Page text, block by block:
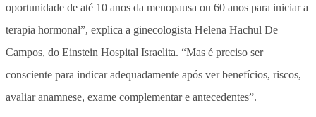
oportunidade de até 10 anos da menopausa ou 60 anos para iniciar a
terapia hormonal”, explica a ginecologista Helena Hachul De
Campos, do Einstein Hospital Israelita. “Mas é preciso ser
consciente para indicar adequadamente após ver benefícios, riscos,
avaliar anamnese, exame complementar e antecedentes”.